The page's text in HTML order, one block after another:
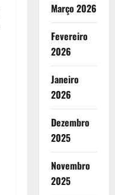
Março 2026
Fevereiro
2026
Janeiro
2026
Dezembro
2025
Novembro
2025